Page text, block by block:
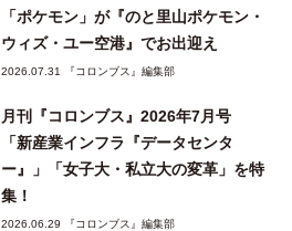
「ポケモン」が『のと里山ポケモン・
ウィズ・ユー空港』でお出迎え
2026.07.31 『コロンブス』編集部
月刊『コロンブス』2026年7月号
「新産業インフラ『データセンタ
ー』」「女子大・私立大の変革」を特
集！
2026.06.29 『コロンブス』編集部